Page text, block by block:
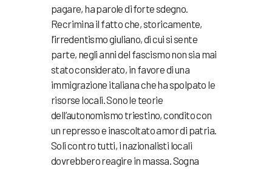
pagare, ha parole di forte sdegno.
Recrimina il fatto che, storicamente,
l’irredentismo giuliano, di cui si sente
parte, negli anni del fascismo non sia mai
stato considerato, in favore di una
immigrazione italiana che ha spolpato le
risorse locali. Sono le teorie
dell’autonomismo triestino, condito con
un represso e inascoltato amor di patria.
Soli contro tutti, i nazionalisti locali
dovrebbero reagire in massa. Sogna